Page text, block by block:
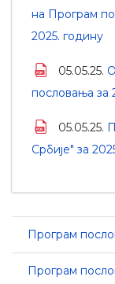
на Програм
2025. годину
05.05.25.
пословања за
05.05.25.
Србије" за
Програм
Програм